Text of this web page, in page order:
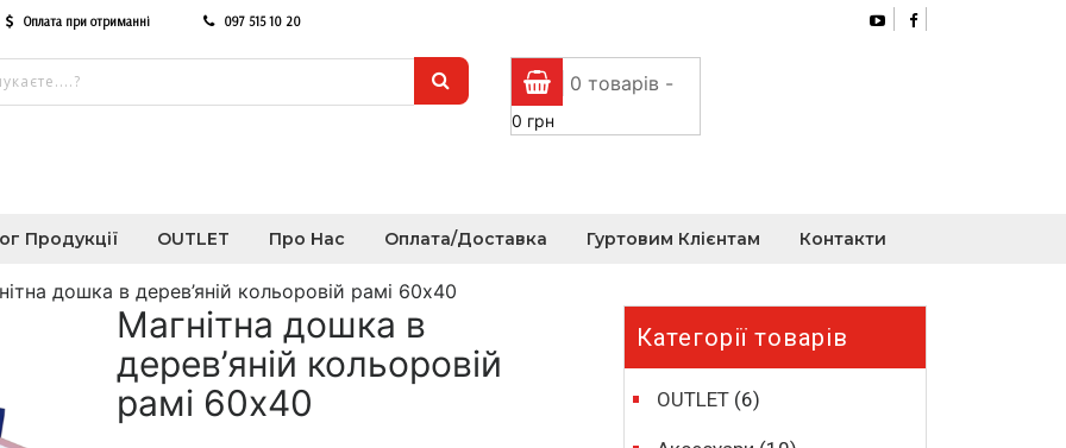
Оплата при отриманні 097 515 10 20
0 товарів -
0 грн
Продукції OUTLET Про Нас Оплата/Доставка Гуртовим Клієнтам Контакти
дошка в дерев’яній кольоровій рамі 60х40
Магнітна дошка в
дерев’яній кольоровій
рамі 60х40
Категорії товарів
OUTLET (6)